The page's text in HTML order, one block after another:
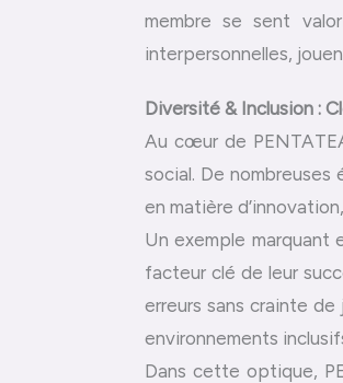
membre se sent
interpersonnelles,
Diversité & Inclusion :
Au cœur de
social. De
en matière
Un exemple
facteur clé de leur
erreurs sans crainte
environnements
Dans cette optique,